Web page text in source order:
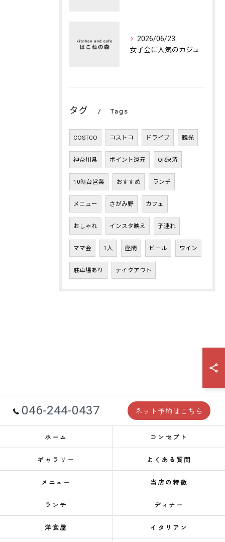
2026/06/23
タグ Tags
COSTCO コストコ ドライブ 観光
神奈川県 ポイント還元 QR決済
10時台営業 おすすめ ランチ
メニュー さがみ野 カフェ
おしゃれ インスタ映え 子連れ
ママ会 1人 座間 ビール ワイン
駐車場あり テイクアウト
046-244-0437 ネット予約はこちら
ホーム コンセプト
ギャラリー よくある質問
メニュー 当店の特徴
ランチ ディナー
洋食屋 イタリアン